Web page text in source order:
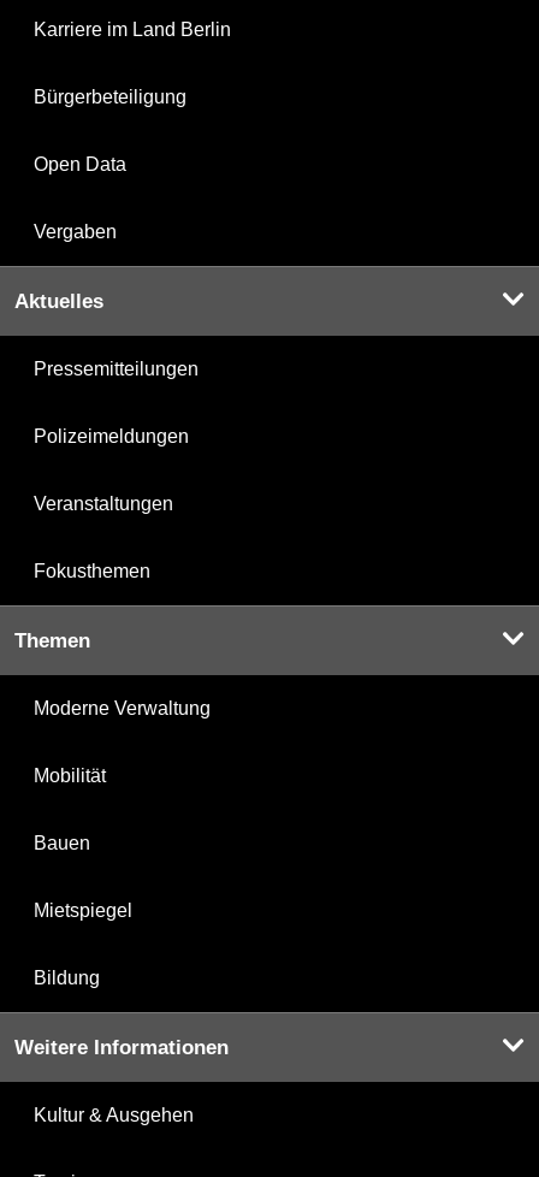
Karriere im Land Berlin
Bürgerbeteiligung
Open Data
Vergaben
Aktuelles
Pressemitteilungen
Polizeimeldungen
Veranstaltungen
Fokusthemen
Themen
Moderne Verwaltung
Mobilität
Bauen
Mietspiegel
Bildung
Weitere Informationen
Kultur & Ausgehen